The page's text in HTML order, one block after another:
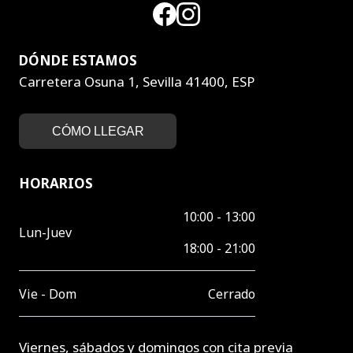
DÓNDE ESTAMOS
Carretera Osuna 1, Sevilla 41400, ESP
CÓMO LLEGAR
HORARIOS
Lun-Juev
10:00 - 13:00
18:00 - 21:00
Vie - Dom Cerrado
Viernes, sábados y domingos con cita previa